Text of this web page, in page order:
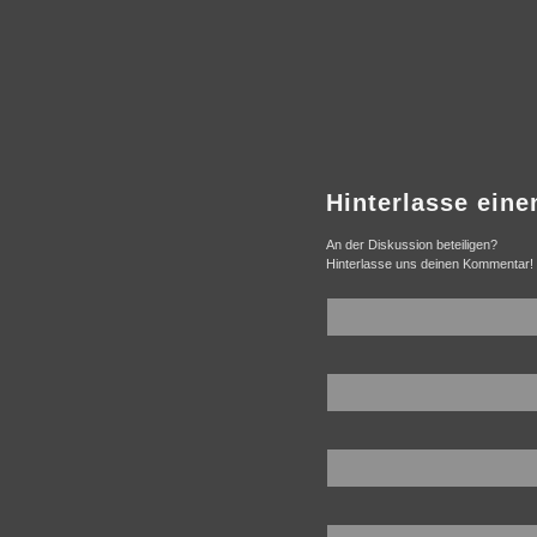
Hinterlasse
An der Diskussion beteiligen?
Hinterlasse uns deinen Kommentar!